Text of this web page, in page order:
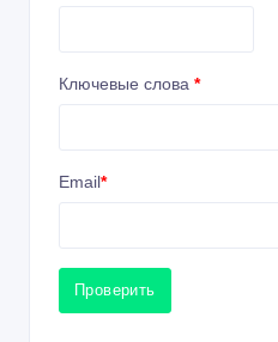
Ключевые слова *
Email*
Проверить